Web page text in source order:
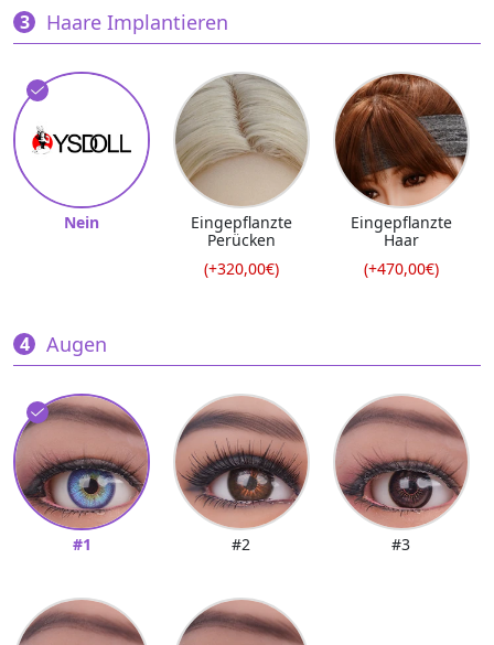
Haare Implantieren
Nein
Eingepflanzte
Perücken
(+320,00€)
Eingepflanzte
Haar
(+470,00€)
Augen
#1 #2 #3